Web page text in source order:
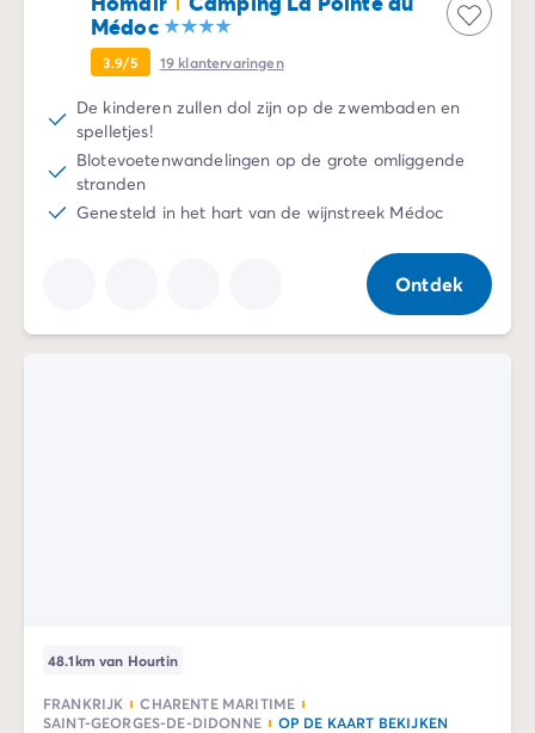
Médoc
3.9/5 19 klantervaringen
De kinderen zullen dol zijn op de zwembaden en
spelletjes!
Blotevoetenwandelingen op de grote omliggende
stranden
Genesteld in het hart van de wijnstreek Médoc
Ontdek
48.1km van Hourtin
FRANKRIJK
CHARENTE MARITIME
SAINT-GEORGES-DE-DIDONNE
OP DE KAART BEKIJKEN